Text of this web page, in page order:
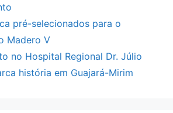
pré-selecionados para o
Madero V
no Hospital Regional Dr. Júlio
história em Guajará-Mirim